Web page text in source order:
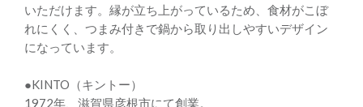
いただけます。縁が立ち上がっているため、食材がこぼ
れにくく、つまみ付きで鍋から取り出しやすいデザイン
になっています。
●KINTO（キントー）
1972年、滋賀県彦根市にて創業。